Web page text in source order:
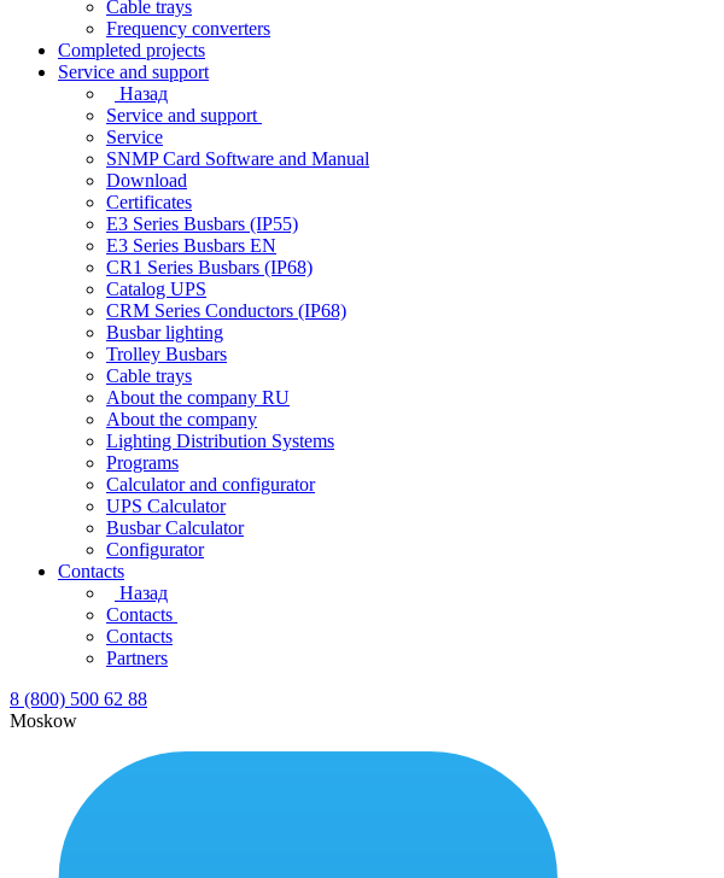
Cable trays
Frequency converters
Completed projects
Service and support
Назад
Service and support
Service
SNMP Card Software and Manual
Download
Certificates
E3 Series Busbars (IP55)
E3 Series Busbars EN
CR1 Series Busbars (IP68)
Catalog UPS
CRM Series Conductors (IP68)
Busbar lighting
Trolley Busbars
Cable trays
About the company RU
About the company
Lighting Distribution Systems
Programs
Calculator and configurator
UPS Calculator
Busbar Calculator
Configurator
Contacts
Назад
Contacts
Contacts
Partners
8 (800) 500 62 88
Moskow